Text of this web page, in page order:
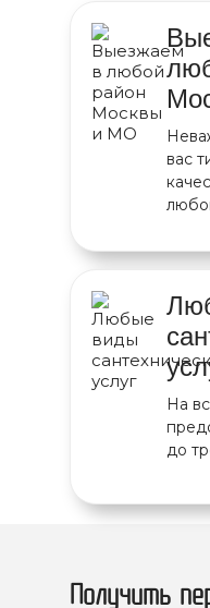
вас
На
до
Получить